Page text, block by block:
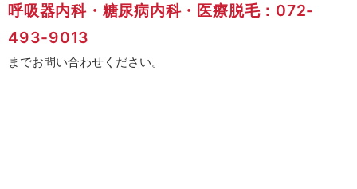
呼吸器内科・糖尿病内科・医療脱毛：072-
493-9013
までお問い合わせください。